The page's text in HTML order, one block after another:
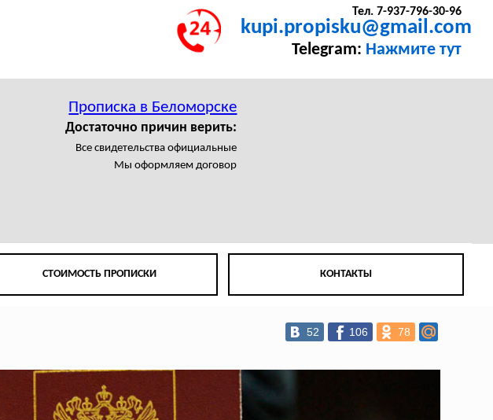
Тел. 7-937-796-30-96
kupi.propisku@gmail.com
Telegram: Нажмите тут
Прописка в Беломорске
Достаточно причин верить:
Все свидетельства официальные
Мы оформляем договор
СТОИМОСТЬ ПРОПИСКИ КОНТАКТЫ
52 106 78